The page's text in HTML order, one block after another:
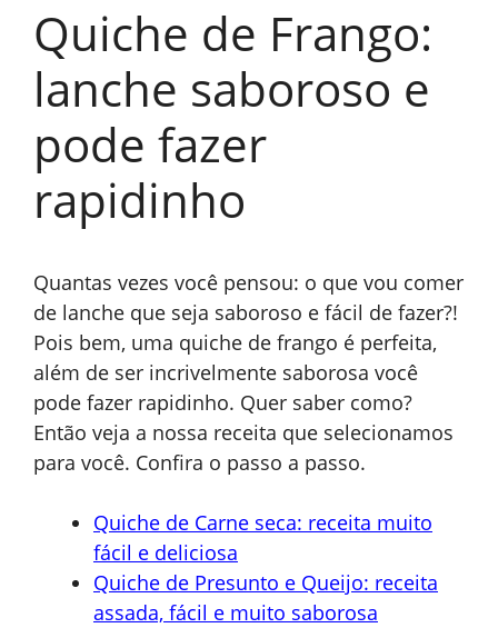
Quiche de Frango:
lanche saboroso e
pode fazer
rapidinho
Quantas vezes você pensou: o que vou comer
de lanche que seja saboroso e fácil de fazer?!
Pois bem, uma quiche de frango é perfeita,
além de ser incrivelmente saborosa você
pode fazer rapidinho. Quer saber como?
Então veja a nossa receita que selecionamos
para você. Confira o passo a passo.
Quiche de Carne seca: receita muito
fácil e deliciosa
Quiche de Presunto e Queijo: receita
assada, fácil e muito saborosa